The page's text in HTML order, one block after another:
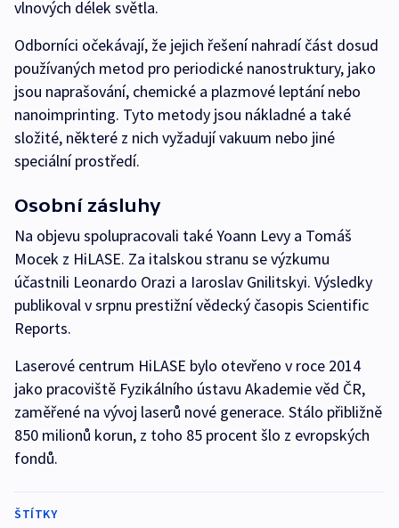
vlnových délek světla.
Odborníci očekávají, že jejich řešení nahradí část dosud
používaných metod pro periodické nanostruktury, jako
jsou naprašování, chemické a plazmové leptání nebo
nanoimprinting. Tyto metody jsou nákladné a také
složité, některé z nich vyžadují vakuum nebo jiné
speciální prostředí.
Osobní zásluhy
Na objevu spolupracovali také Yoann Levy a Tomáš
Mocek z HiLASE. Za italskou stranu se výzkumu
účastnili Leonardo Orazi a Iaroslav Gnilitskyi. Výsledky
publikoval v srpnu prestižní vědecký časopis Scientific
Reports.
Laserové centrum HiLASE bylo otevřeno v roce 2014
jako pracoviště Fyzikálního ústavu Akademie věd ČR,
zaměřené na vývoj laserů nové generace. Stálo přibližně
850 milionů korun, z toho 85 procent šlo z evropských
fondů.
ŠTÍTKY